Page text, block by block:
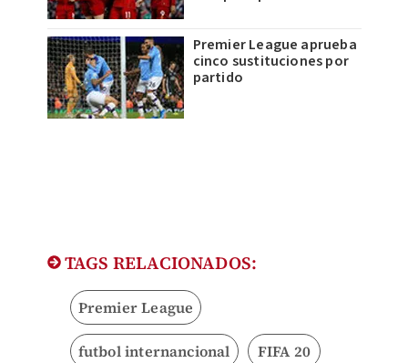
Premier League aprueba
cinco sustituciones por
partido
TAGS RELACIONADOS:
Premier League
futbol internancional FIFA 20